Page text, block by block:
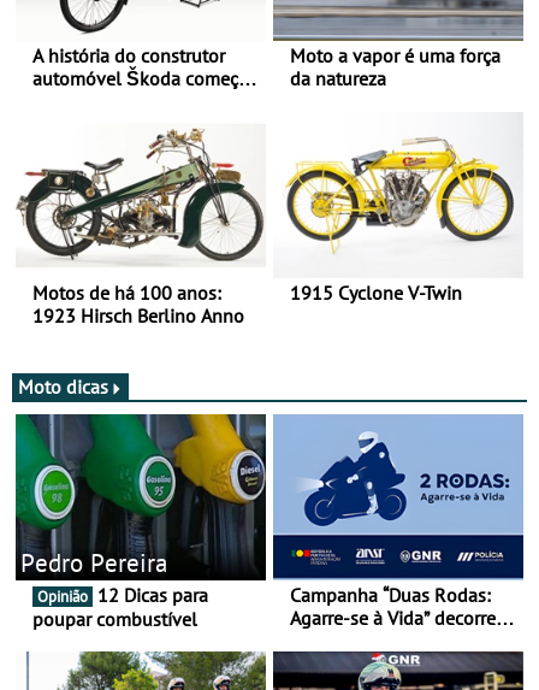
A história do construtor
automóvel Škoda começou
Moto a vapor é uma força
da natureza
Motos de há 100 anos:
1923 Hirsch Berlino Anno
1915 Cyclone V-Twin
Moto dicas
Pedro Pereira
Opinião
poupar combustível
Campanha “Duas Rodas:
Agarre-se à Vida” decorre